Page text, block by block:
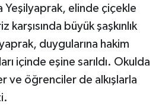
Yeşilyaprak, elinde çiçekle
karşısında büyük şaşkınlık
duygularına hakim
içinde eşine sarıldı. Okulda
ve öğrenciler de alkışlarla